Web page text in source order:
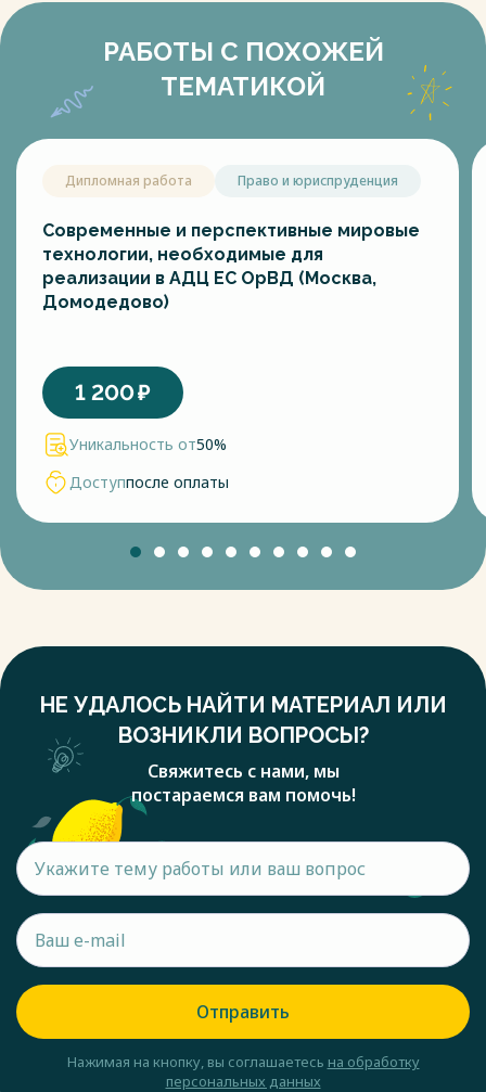
РАБОТЫ С ПОХОЖЕЙ
ТЕМАТИКОЙ
Дипломная работа Право и юриспруденция
Современные и перспективные мировые
технологии, необходимые для
реализации в АДЦ ЕС ОрВД (Москва,
Домодедово)
1 200₽
Уникальность от50%
Доступпосле оплаты
НЕ УДАЛОСЬ НАЙТИ МАТЕРИАЛ ИЛИ
ВОЗНИКЛИ ВОПРОСЫ?
Свяжитесь с нами, мы
постараемся вам помочь!
Отправить
Нажимая на кнопку, вы соглашаетесь на обработку
персональных данных